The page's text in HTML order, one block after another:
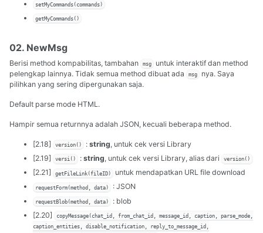
setMyCommands(commands)
getMyCommands()
02. NewMsg
Berisi method kompabilitas, tambahan msg
untuk interaktif dan method
pelengkap lainnya. Tidak semua method dibuat ada
msg
nya. Saya
pilihkan yang sering dipergunakan saja.
Default parse mode HTML.
Hampir semua returnnya adalah JSON, kecuali beberapa method.
[2.18] version() :string, untuk cek versi Library
[2.19]
versi() :string, untuk cek versi Library, alias dari version()
[2.21] getFileLink(fileID) untuk mendapatkan URL file download
requestForm(method, data) : JSON
requestBlob(method, data)
: blob
[2.20]
copyMessage(chat_id, from_chat_id, message_id, caption, parse_mode,
caption_entities, disable_notification, reply_to_message_id,